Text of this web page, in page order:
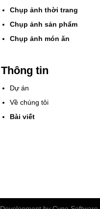
Chụp ảnh thời trang
Chụp ảnh sản phẩm
Chụp ảnh món ăn
Thông tin
Dự án
Về chúng tôi
Bài viết